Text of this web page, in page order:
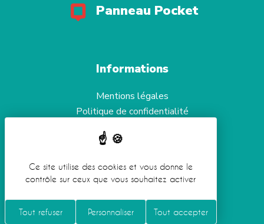
Panneau Pocket
Informations
Mentions légales
Politique de confidentialité
Gestion des cookies
RéalisationKoredge
Ce site utilise des cookies et vous donne le
contrôle sur ceux que vous souhaitez activer
Tout accepter
Tout refuser Personnaliser